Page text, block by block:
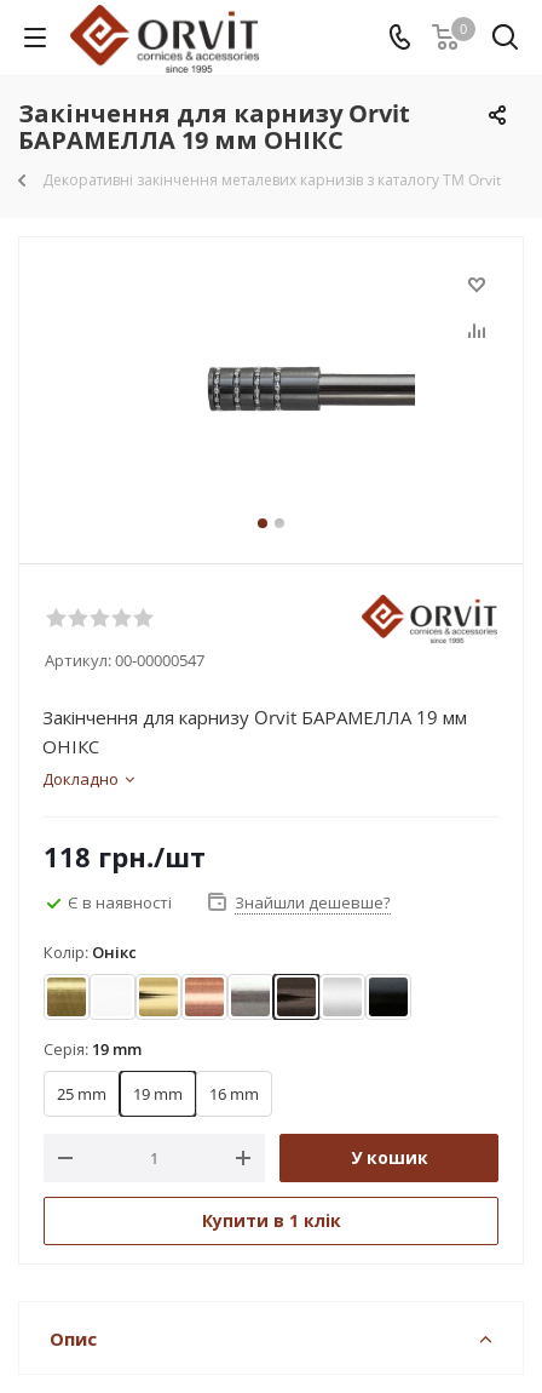
0
Закінчення для карнизу Orvit
БАРАМЕЛЛА 19 мм ОНІКС
Декоративні закінчення металевих карнизів з каталогу TM Orvit
Артикул:00-00000547
Закінчення для карнизу Orvit БАРАМЕЛЛА 19 мм
ОНІКС
Докладно
118 грн./шт
Є в наявності Знайшли дешевше?
Колір: Онікс
Антик АрктісЗолотоМідьНержавіюча сталь
ОніксСатин Чорний оксамит
Серія: 19 mm
25 mm 19 mm 16 mm
У кошик
Купити в 1 клік
Опис